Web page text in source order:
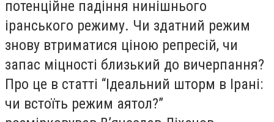
потенційне падіння нинішнього
іранського режиму. Чи здатний режим
знову втриматися ціною репресій, чи
запас міцності близький до вичерпання?
Про це в статті “Ідеальний шторм в Ірані:
чи встоїть режим аятол?”